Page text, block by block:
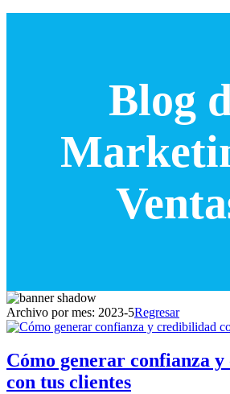
Blog
Archivo por mes: 2023-5Regresar
Cómo generar confianza
con tus clientes